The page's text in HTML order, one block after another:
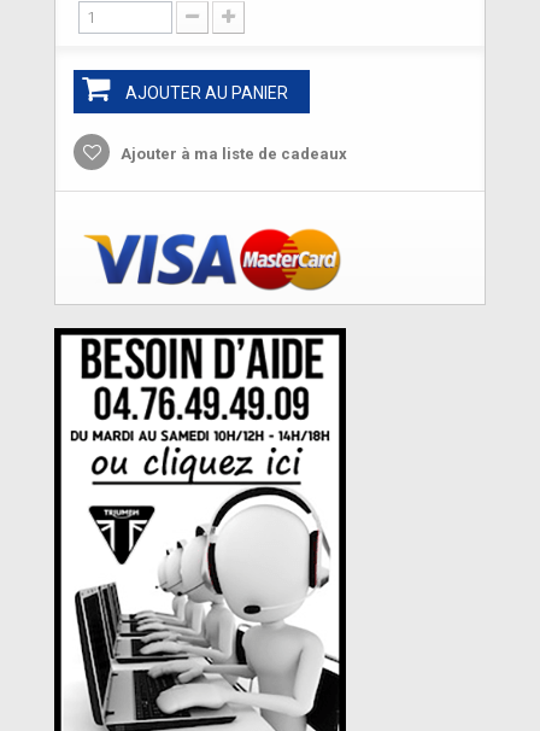
AJOUTER AU PANIER
Ajouter à ma liste de cadeaux